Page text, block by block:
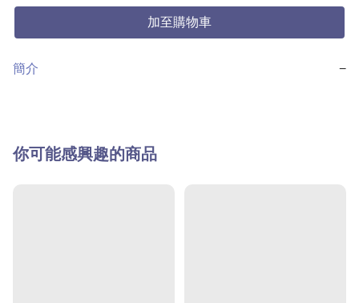
加至購物車
簡介 −
你可能感興趣的商品